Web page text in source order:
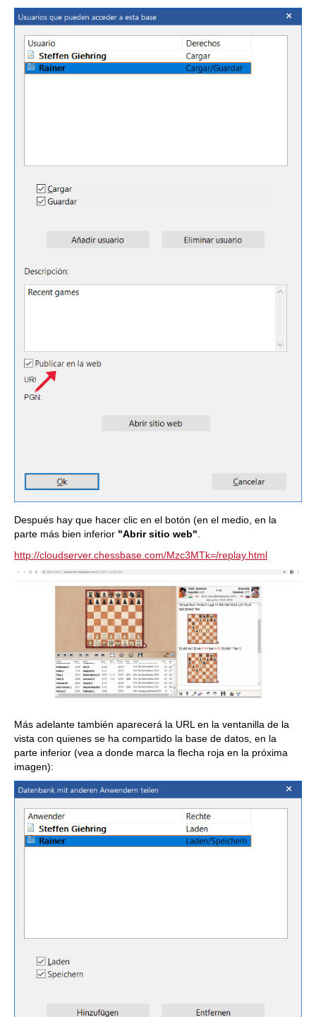
Después hay que hacer clic en el botón (en el medio, en la
parte más bien inferior "Abrir sitio web"
http://cloudserver.chessbase.com/Mzc3MTk=/replay.html
Más adelante también aparecerá la URL en la ventanilla de la
vista con quienes se ha compartido la base de datos, en la
parte inferior (vea a donde marca la flecha roja en la próxima
imagen):